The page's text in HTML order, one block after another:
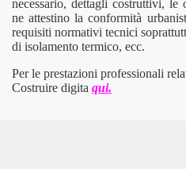
necessario, dettagli costruttivi, le
ne attestino la conformità
requisiti normativi tecnici
di isolamento termico, ecc.
Per le prestazioni professionali
Costruire digita qui.
PROCEDURE